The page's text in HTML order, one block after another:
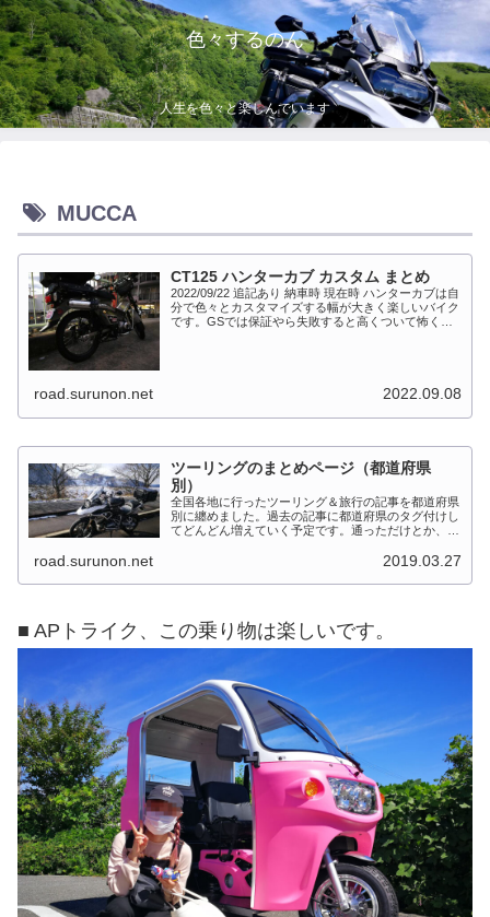
色々するのん
人生を色々と楽しんでいます
MUCCA
CT125 ハンターカブ カスタム まとめ
2022/09/22 追記あり 納車時 現在時 ハンターカブは自
分で色々とカスタマイズする幅が大きく楽しいバイク
です。GSでは保証やら失敗すると高くついて怖くて
road.surunon.net 2022.09.08
ツーリングのまとめページ（都道府県
別）
全国各地に行ったツーリング＆旅行の記事を都道府県
別に纏めました。過去の記事に都道府県のタグ付けし
てどんどん増えていく予定です。通っただけとか、中
なかなか難しいですね、能登半島とか北陸とか、石
road.surunon.net 2019.03.27
■ APトライク、この乗り物は楽しいです。